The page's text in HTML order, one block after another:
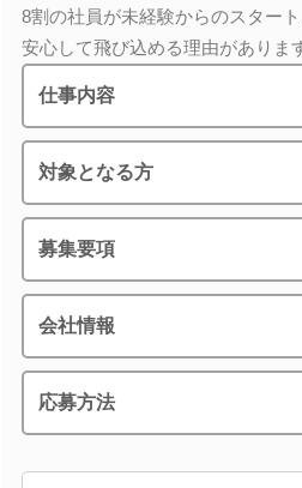
8割の社員が未経験からのスタート
安心して飛び込める理由がありま
仕事内容
対象となる方
募集要項
会社情報
応募方法